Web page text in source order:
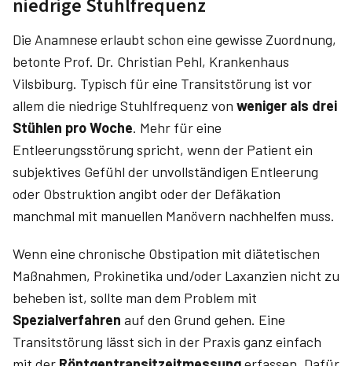
niedrige Stuhlfrequenz
Die Anamnese erlaubt schon eine gewisse Zuordnung,
betonte Prof. Dr. Christian­ Pehl, Krankenhaus
Vilsbiburg. Typisch für eine Transitstörung ist vor
allem die niedrige Stuhlfrequenz von weniger als drei
Stühlen pro Woche. Mehr für eine
Entleerungsstörung spricht, wenn der Patient ein
subjektives Gefühl der unvollständigen Entleerung
oder Obstruktion angibt oder der Defäkation
manchmal mit manuellen Manövern nachhelfen muss.
Wenn eine chronische Obstipation mit diätetischen
Maßnahmen, Prokinetika und/oder Laxanzien nicht zu
beheben ist, sollte man dem Problem mit
Spezialverfahren auf den Grund gehen. Eine
Transitstörung lässt sich in der Praxis ganz einfach